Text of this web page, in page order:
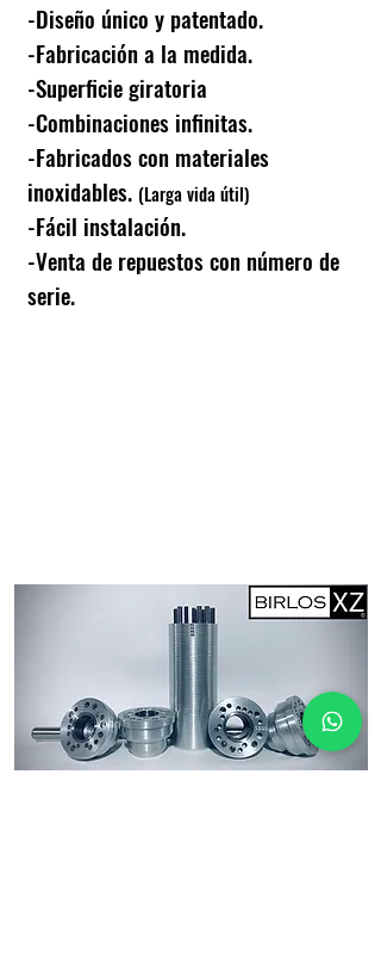
-Diseño único y patentado.
-Fabricación a la medida.
-Superficie giratoria
-Combinaciones infinitas.
-Fabricados con materiales
inoxidables. (Larga vida útil)
-Fácil instalación.
-Venta de repuestos con número de
serie.